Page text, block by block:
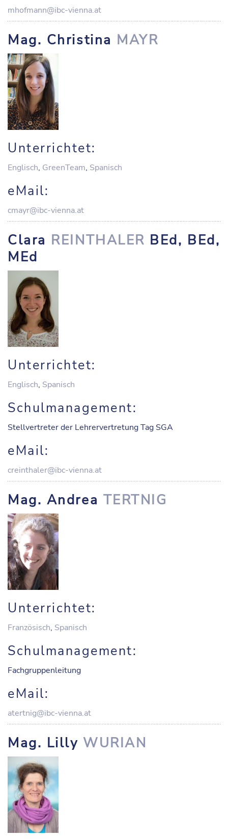
mhofmann@ibc-vienna.at
Mag. Christina MAYR
Unterrichtet:
Englisch, GreenTeam, Spanisch
eMail:
cmayr@ibc-vienna.at
Clara REINTHALER BEd, BEd,
MEd
Unterrichtet:
Englisch, Spanisch
Schulmanagement:
Stellvertreter der Lehrervertretung Tag SGA
eMail:
creinthaler@ibc-vienna.at
Mag. Andrea TERTNIG
Unterrichtet:
Französisch, Spanisch
Schulmanagement:
Fachgruppenleitung
eMail:
atertnig@ibc-vienna.at
Mag. LillyWURIAN